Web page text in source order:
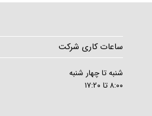
ساعات کاری شرکت
شنبه تا چهار شنبه
۸:۰۰ تا ۱۷:۲۰